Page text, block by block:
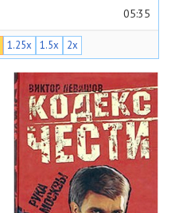
05:35
05:36
05:33
05:39
05:39
05:39
1.25x 1.5x 2x